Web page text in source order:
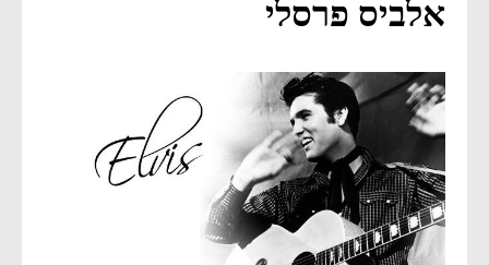
אלביס פרסלי